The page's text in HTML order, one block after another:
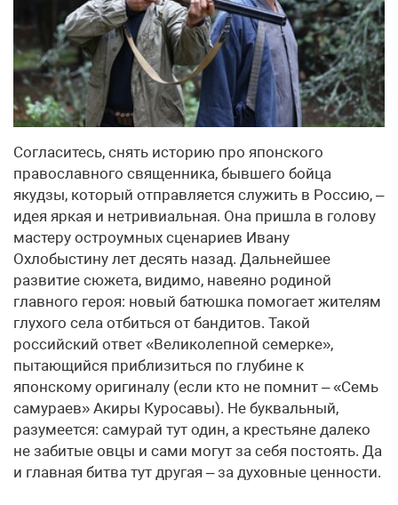
Согласитесь, снять историю про японского
православного священника, бывшего бойца
якудзы, который отправляется служить в Россию, –
идея яркая и нетривиальная. Она пришла в голову
мастеру остроумных сценариев Ивану
Охлобыстину лет десять назад. Дальнейшее
развитие сюжета, видимо, навеяно родиной
главного героя: новый батюшка помогает жителям
глухого села отбиться от бандитов. Такой
российский ответ «Великолепной семерке»,
пытающийся приблизиться по глубине к
японскому оригиналу (если кто не помнит – «Семь
самураев» Акиры Куросавы). Не буквальный,
разумеется: самурай тут один, а крестьяне далеко
не забитые овцы и сами могут за себя постоять. Да
и главная битва тут другая – за духовные ценности.